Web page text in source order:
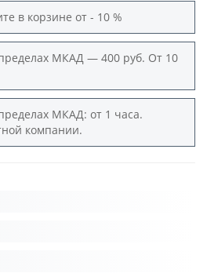
в корзине от - 10 %
МКАД — 400 руб. От 10
МКАД: от 1 часа.
компании.